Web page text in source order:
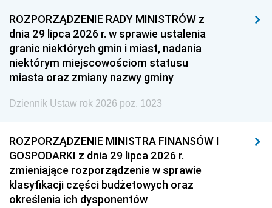
ROZPORZĄDZENIE RADY MINISTRÓW z
dnia 29 lipca 2026 r. w sprawie ustalenia
granic niektórych gmin i miast, nadania
niektórym miejscowościom statusu
miasta oraz zmiany nazwy gminy
Dziennik Ustaw rok 2026 poz. 1023
ROZPORZĄDZENIE MINISTRA FINANSÓW I
GOSPODARKI z dnia 29 lipca 2026 r.
zmieniające rozporządzenie w sprawie
klasyfikacji części budżetowych oraz
określenia ich dysponentów